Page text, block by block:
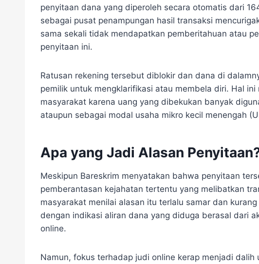
penyitaan dana yang diperoleh secara otomatis dari
sebagai pusat penampungan hasil transaksi
sama sekali tidak mendapatkan pemberitahuan atau
penyitaan ini.
Ratusan rekening tersebut diblokir dan dana di
pemilik untuk mengklarifikasi atau membela diri. Hal
masyarakat karena uang yang dibekukan banyak
ataupun sebagai modal usaha mikro kecil menengah
Apa yang Jadi Alasan
Meskipun Bareskrim menyatakan bahwa penyitaan
pemberantasan kejahatan tertentu yang melibatkan
masyarakat menilai alasan itu terlalu samar dan
dengan indikasi aliran dana yang diduga berasal dari
online.
Namun, fokus terhadap judi online kerap menjadi